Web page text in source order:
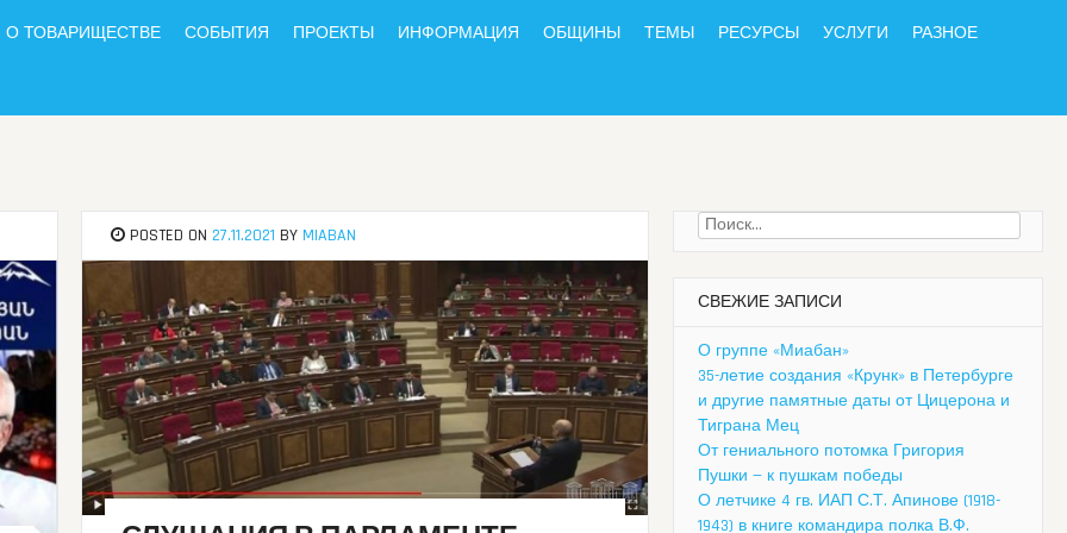
О ТОВАРИЩЕСТВЕ СОБЫТИЯ ПРОЕКТЫ ИНФОРМАЦИЯ ОБЩИНЫ ТЕМЫ РЕСУРСЫ УСЛУГИ РАЗНОЕ
POSTED ON 27.11.2021 BY MIABAN
Найти:
СВЕЖИЕ ЗАПИСИ
О группе «Миабан»
35-летие создания «Крунк» в Петербурге
и другие памятные даты от Цицерона и
Тиграна Мец
От гениального потомка Григория
Пушки — к пушкам победы
О летчике 4 гв. ИАП С.Т. Апинове (1918-
1943) в книге командира полка В.Ф.